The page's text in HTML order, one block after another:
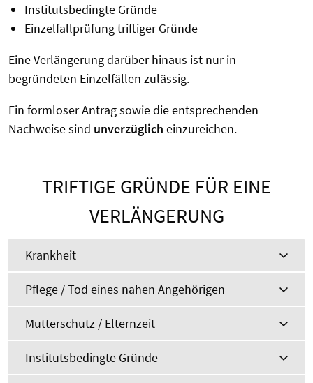
Institutsbedingte Gründe
Einzelfallprüfung triftiger Gründe
Eine Verlängerung darüber hinaus ist nur in
begründeten Einzelfällen zulässig.
Ein formloser Antrag sowie die entsprechenden
Nachweise sind unverzüglich einzureichen.
TRIFTIGE GRÜNDE FÜR EINE
VERLÄNGERUNG
Krankheit
Pflege / Tod eines nahen Angehörigen
Mutterschutz / Elternzeit
Institutsbedingte Gründe